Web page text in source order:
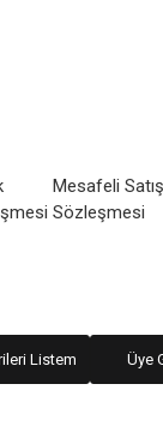
Mesafeli Satış
Sözleşmesi
Listem Üye